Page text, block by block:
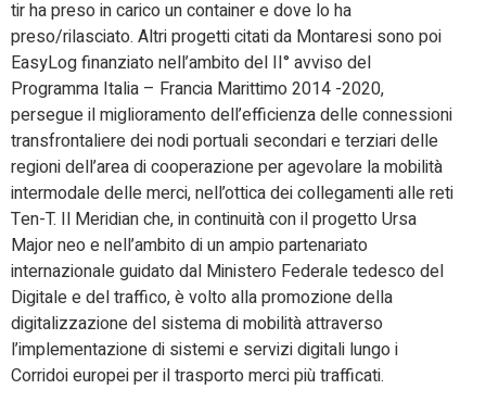
tir ha preso in carico un container e dove lo ha
preso/rilasciato. Altri progetti citati da Montaresi sono poi
EasyLog finanziato nell’ambito del II° avviso del
Programma Italia – Francia Marittimo 2014 -2020,
persegue il miglioramento dell’efficienza delle connessioni
transfrontaliere dei nodi portuali secondari e terziari delle
regioni dell’area di cooperazione per agevolare la mobilità
intermodale delle merci, nell’ottica dei collegamenti alle reti
Ten-T. Il Meridian che, in continuità con il progetto Ursa
Major neo e nell’ambito di un ampio partenariato
internazionale guidato dal Ministero Federale tedesco del
Digitale e del traffico, è volto alla promozione della
digitalizzazione del sistema di mobilità attraverso
l’implementazione di sistemi e servizi digitali lungo i
Corridoi europei per il trasporto merci più trafficati.